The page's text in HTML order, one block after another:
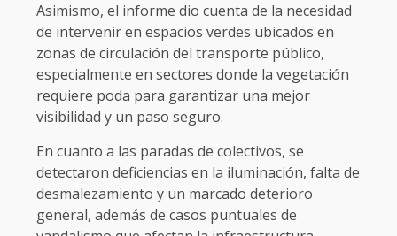
Asimismo, el informe dio cuenta de la necesidad
de intervenir en espacios verdes ubicados en
zonas de circulación del transporte público,
especialmente en sectores donde la vegetación
requiere poda para garantizar una mejor
visibilidad y un paso seguro.
En cuanto a las paradas de colectivos, se
detectaron deficiencias en la iluminación, falta de
desmalezamiento y un marcado deterioro
general, además de casos puntuales de